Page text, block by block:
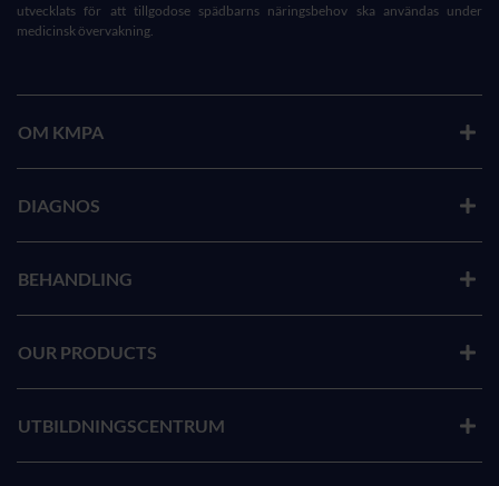
utvecklats för att tillgodose spädbarns näringsbehov ska användas under
medicinsk övervakning.
OM KMPA
DIAGNOS
BEHANDLING
OUR PRODUCTS
UTBILDNINGSCENTRUM